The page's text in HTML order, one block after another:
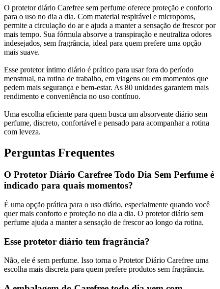
O protetor diário Carefree sem perfume oferece proteção e conforto
para o uso no dia a dia. Com material respirável e microporos,
permite a circulação do ar e ajuda a manter a sensação de frescor por
mais tempo. Sua fórmula absorve a transpiração e neutraliza odores
indesejados, sem fragrância, ideal para quem prefere uma opção
mais suave.
Esse protetor íntimo diário é prático para usar fora do período
menstrual, na rotina de trabalho, em viagens ou em momentos que
pedem mais segurança e bem-estar. As 80 unidades garantem mais
rendimento e conveniência no uso contínuo.
Uma escolha eficiente para quem busca um absorvente diário sem
perfume, discreto, confortável e pensado para acompanhar a rotina
com leveza.
Perguntas Frequentes
O Protetor Diário Carefree Todo Dia Sem Perfume é
indicado para quais momentos?
É uma opção prática para o uso diário, especialmente quando você
quer mais conforto e proteção no dia a dia. O protetor diário sem
perfume ajuda a manter a sensação de frescor ao longo da rotina.
Esse protetor diário tem fragrância?
Não, ele é sem perfume. Isso torna o Protetor Diário Carefree uma
escolha mais discreta para quem prefere produtos sem fragrância.